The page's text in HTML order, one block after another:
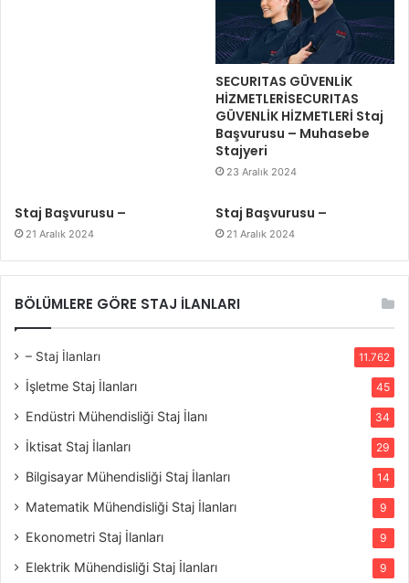
SECURITAS GÜVENLİK
HİZMETLERİSECURITAS
GÜVENLİK HİZMETLERİ Staj
Başvurusu – Muhasebe
Stajyeri
23 Aralık 2024
Staj Başvurusu –
21 Aralık 2024
Staj Başvurusu –
21 Aralık 2024
BÖLÜMLERE GÖRE STAJ İLANLARI
– Staj İlanları 11.762
İşletme Staj İlanları 45
Endüstri Mühendisliği Staj İlanı 34
İktisat Staj İlanları 29
Bilgisayar Mühendisliği Staj İlanları 14
Matematik Mühendisliği Staj İlanları 9
Ekonometri Staj İlanları 9
Elektrik Mühendisliği Staj İlanları 9